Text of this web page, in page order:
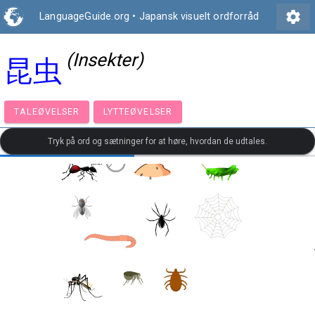
LanguageGuide.org • Japansk visuelt ordforråd settings
昆虫 (Insekter)
TALEØVELSER LYTTEØVELSER
Tryk på ord og sætninger for at høre, hvordan de udtales.